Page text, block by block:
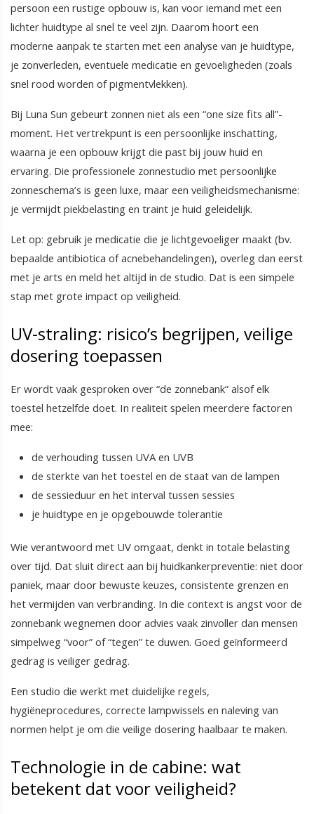
persoon een rustige opbouw is, kan voor iemand met een
lichter huidtype al snel te veel zijn. Daarom hoort een
moderne aanpak te starten met een analyse van je huidtype,
je zonverleden, eventuele medicatie en gevoeligheden (zoals
snel rood worden of pigmentvlekken).
Bij Luna Sun gebeurt zonnen niet als een “one size fits all”-
moment. Het vertrekpunt is een persoonlijke inschatting,
waarna je een opbouw krijgt die past bij jouw huid en
ervaring. Die professionele zonnestudio met persoonlijke
zonneschema’s is geen luxe, maar een veiligheidsmechanisme:
je vermijdt piekbelasting en traint je huid geleidelijk.
Let op: gebruik je medicatie die je lichtgevoeliger maakt (bv.
bepaalde antibiotica of acnebehandelingen), overleg dan eerst
met je arts en meld het altijd in de studio. Dat is een simpele
stap met grote impact op veiligheid.
UV-straling: risico’s begrijpen, veilige
dosering toepassen
Er wordt vaak gesproken over “de zonnebank” alsof elk
toestel hetzelfde doet. In realiteit spelen meerdere factoren
mee:
de verhouding tussen UVA en UVB
de sterkte van het toestel en de staat van de lampen
de sessieduur en het interval tussen sessies
je huidtype en je opgebouwde tolerantie
Wie verantwoord met UV omgaat, denkt in totale belasting
over tijd. Dat sluit direct aan bij huidkankerpreventie: niet door
paniek, maar door bewuste keuzes, consistente grenzen en
het vermijden van verbranding. In die context is angst voor de
zonnebank wegnemen door advies vaak zinvoller dan mensen
simpelweg “voor” of “tegen” te duwen. Goed geïnformeerd
gedrag is veiliger gedrag.
Een studio die werkt met duidelijke regels,
hygiëneprocedures, correcte lampwissels en naleving van
normen helpt je om die veilige dosering haalbaar te maken.
Technologie in de cabine: wat
betekent dat voor veiligheid?